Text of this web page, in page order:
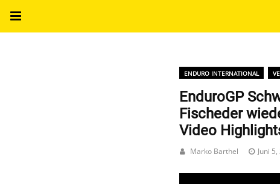
ENDURO INTERNATIONAL
EnduroGP
Fischeder
Video
Marko Barthel Juni